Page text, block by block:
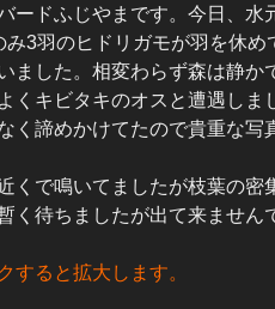
ードふじやまです。今日、水
み3羽のヒドリガモが羽を休め
ました。相変わらず森は静か
くキビタキのオスと遭遇しま
く諦めかけてたので貴重な写
くで鳴いてましたが枝葉の密
く待ちましたが出て来ません
すると拡大します。